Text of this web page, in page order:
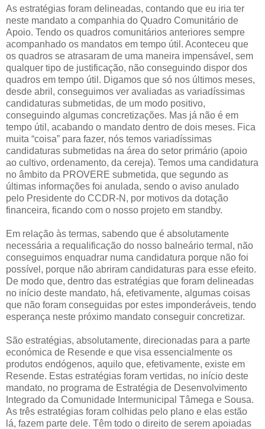
As estratégias foram delineadas, contando que eu iria ter
neste mandato a companhia do Quadro Comunitário de
Apoio. Tendo os quadros comunitários anteriores sempre
acompanhado os mandatos em tempo útil. Aconteceu que
os quadros se atrasaram de uma maneira impensável, sem
qualquer tipo de justificação, não conseguindo dispor dos
quadros em tempo útil. Digamos que só nos últimos meses,
desde abril, conseguimos ver avaliadas as variadíssimas
candidaturas submetidas, de um modo positivo,
conseguindo algumas concretizações. Mas já não é em
tempo útil, acabando o mandato dentro de dois meses. Fica
muita “coisa” para fazer, nós temos variadíssimas
candidaturas submetidas na área do setor primário (apoio
ao cultivo, ordenamento, da cereja). Temos uma candidatura
no âmbito da PROVERE submetida, que segundo as
últimas informações foi anulada, sendo o aviso anulado
pelo Presidente do CCDR-N, por motivos da dotação
financeira, ficando com o nosso projeto em standby.
Em relação às termas, sabendo que é absolutamente
necessária a requalificação do nosso balneário termal, não
conseguimos enquadrar numa candidatura porque não foi
possível, porque não abriram candidaturas para esse efeito.
De modo que, dentro das estratégias que foram delineadas
no início deste mandato, há, efetivamente, algumas coisas
que não foram conseguidas por estes imponderáveis, tendo
esperança neste próximo mandato conseguir concretizar.
São estratégias, absolutamente, direcionadas para a parte
económica de Resende e que visa essencialmente os
produtos endógenos, aquilo que, efetivamente, existe em
Resende. Estas estratégias foram vertidas, no início deste
mandato, no programa de Estratégia de Desenvolvimento
Integrado da Comunidade Intermunicipal Tâmega e Sousa.
As três estratégias foram colhidas pelo plano e elas estão
lá, fazem parte dele. Têm todo o direito de serem apoiadas